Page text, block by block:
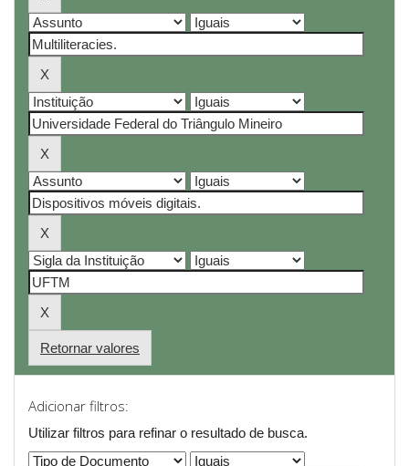
Retornar valores
Adicionar filtros:
Utilizar filtros para refinar o resultado de busca.